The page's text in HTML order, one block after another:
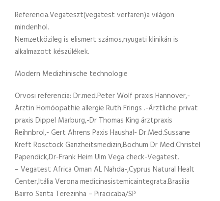
Referencia.Vegateszt(vegatest verfaren)a világon
mindenhol.
Nemzetközileg is elismert számos,nyugati klinikán is
alkalmazott készülékek.
Modern Medizhinische technologie
Orvosi referencia: Dr.med.Peter Wolf praxis Hannover,-
Ärztin Homöopathie allergie Ruth Frings .-Ärztliche privat
praxis Dippel Marburg,-Dr Thomas King ärztpraxis
Reihnbrol,- Gert Ahrens Paxis Haushal- Dr.Med.Sussane
Kreft Rosctock Ganzheitsmedizin,Bochum Dr Med.Christel
Papendick,Dr-Frank Heim Ulm Vega check-Vegatest.
– Vegatest Africa Oman AL Nahda-,Cyprus Natural Healt
Center,Itália Verona medicinasistemicaintegrata.Brasilia
Bairro Santa Terezinha – Piracicaba/SP